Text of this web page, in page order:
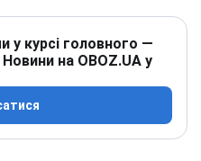
у курсі головного —
на OBOZ.UA у